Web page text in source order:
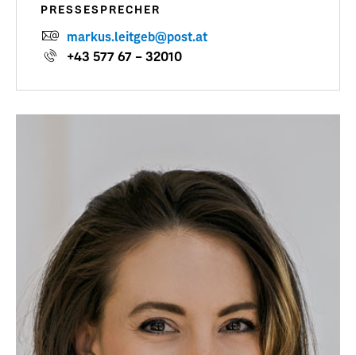
PRESSESPRECHER
markus.leitgeb@post.at
+43 577 67 – 32010